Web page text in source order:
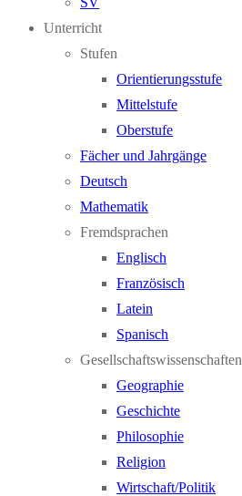
Unterricht
Stufen
Orientierungsstufe
Mittelstufe
Oberstufe
Fächer und Jahrgänge
Deutsch
Mathematik
Fremdsprachen
Englisch
Französisch
Latein
Spanisch
Gesellschaftswissenschaften
Geographie
Geschichte
Philosophie
Religion
Wirtschaft/Politik